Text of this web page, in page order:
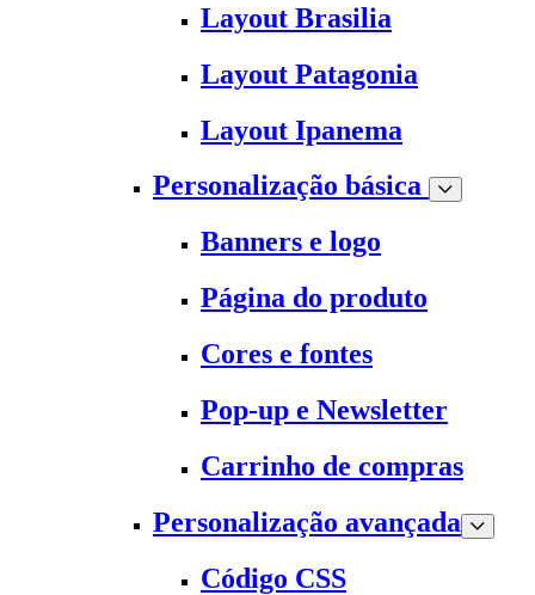
Layout Brasilia
Layout Patagonia
Layout Ipanema
Personalização básica
Banners e logo
Página do produto
Cores e fontes
Pop-up e Newsletter
Carrinho de compras
Personalização avançada
Código CSS